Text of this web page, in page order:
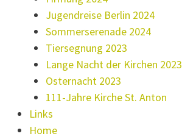
Jugendreise Berlin 2024
Sommerserenade 2024
Tiersegnung 2023
Lange Nacht der Kirchen 2023
Osternacht 2023
111-Jahre Kirche St. Anton
Links
Home